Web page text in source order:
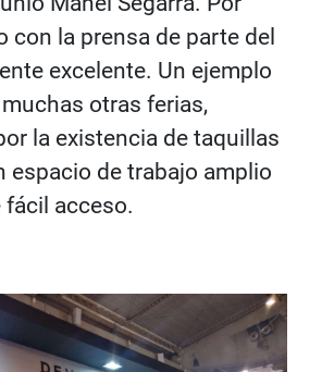
con la prensa de parte del
excelente. Un ejemplo
otras ferias,
la existencia de taquillas
espacio de trabajo amplio
fácil acceso.